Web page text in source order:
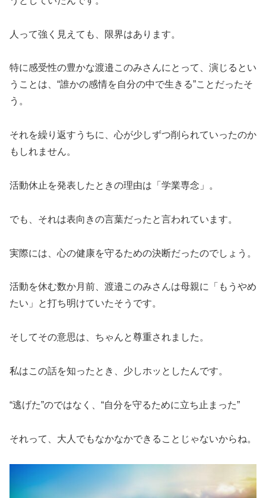
人って強く見えても、限界はあります。
特に感受性の豊かな渡邉このみさんにとって、演じるとい
うことは、“誰かの感情を自分の中で生きる”ことだったそ
う。
それを繰り返すうちに、心が少しずつ削られていったのか
もしれません。
活動休止を発表したときの理由は「学業専念」。
でも、それは表向きの言葉だったと言われています。
実際には、心の健康を守るための決断だったのでしょう。
活動を休む数か月前、渡邉このみさんは母親に「もうやめ
たい」と打ち明けていたそうです。
そしてその意思は、ちゃんと尊重されました。
私はこの話を知ったとき、少しホッとしたんです。
“逃げた”のではなく、“自分を守るために立ち止まった”
それって、大人でもなかなかできることじゃないからね。